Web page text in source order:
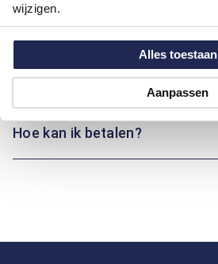
wijzigen.
Alles toestaan
Aanpassen
Hoe kan ik betalen?